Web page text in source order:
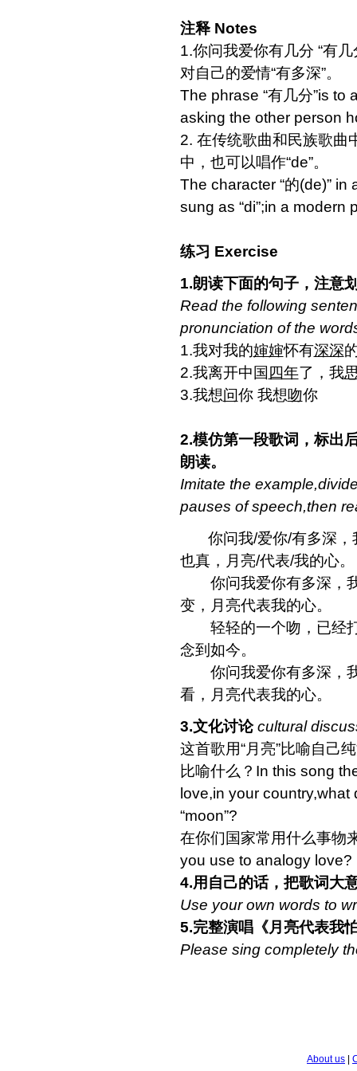
注释 Notes
1.你问我爱你有几分 “有
对自己的爱情“有多深”。
The phrase “有几分”is to
asking the other person
2. 在传统歌曲和民族歌曲
中，也可以唱作“de”。
The character “的(de)”
sung as “di”;in a modern
练习 Exercise
1.朗读下面的句子，注意
Read the following
pronunciation of the
1.我对我的婶婶怀有深深
2.我离开中国 四年了，我
3.我想问你 我想吻你
2.模仿第一段歌词，标出
朗读。
Imitate the
pauses of speech,then
你问我/爱你/有多深，
也真，月亮/代表/我的心。
你问我爱你有多深，我
变，月亮代表我的心。
轻轻的一个吻，已经打
念到如今。
你问我爱你有多深，
看，月亮代表我的心。
3.文化讨论 cultural
这首歌用“月亮”比喻自己
比喻什么？In this song
love,in your
“moon”?
在你们国家常用什么事物
you use to analogy love?
4.用自己的话，把歌词大
Use your own words to
5.完整演唱《月亮代表我
Please sing completely
About us